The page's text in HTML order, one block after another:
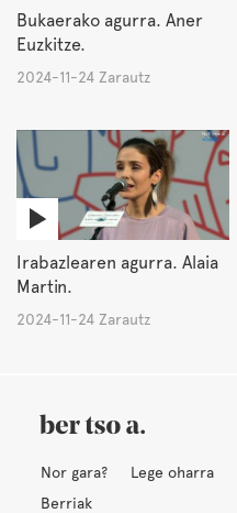
Bukaerako agurra. Aner
Euzkitze.
2024-11-24 Zarautz
Irabazlearen agurra. Alaia
Martin.
2024-11-24 Zarautz
Nor gara? Lege oharra
Berriak